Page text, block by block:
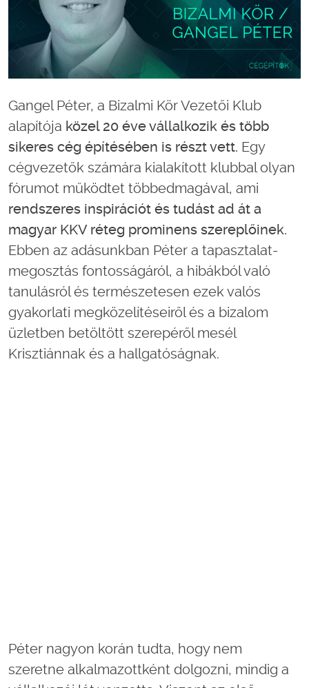
Gangel Péter, a Bizalmi Kör Vezetői Klub
alapítója közel 20 éve vállalkozik és több
sikeres cég építésében is részt vett. Egy
cégvezetők számára kialakított klubbal olyan
fórumot működtet többedmagával, ami
rendszeres inspirációt és tudást ad át a
magyar KKV réteg prominens szereplőinek.
Ebben az adásunkban Péter a tapasztalat-
megosztás fontosságáról, a hibákból való
tanulásról és természetesen ezek valós
gyakorlati megközelítéseiről és a bizalom
üzletben betöltött szerepéről mesél
Krisztiánnak és a hallgatóságnak.
Péter nagyon korán tudta, hogy nem
szeretne alkalmazottként dolgozni, mindig a